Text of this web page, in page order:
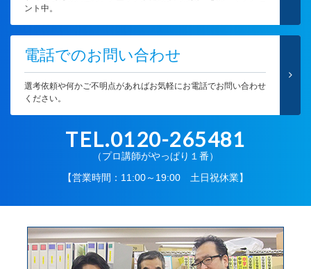
ント中。
電話でのお問い合わせ
選考依頼や何かご不明点があればお気軽にお電話でお問い合わせ
ください。
TEL.0120-265481
（プロ講師がやっぱり１番）
【営業時間：11:00～19:00 土日祝休業】